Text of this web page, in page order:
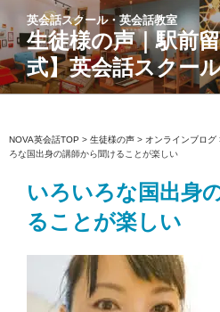
ン
テ
ン
ツ
ス
キ
英会話スクール・英会話教室
生徒様の声｜駅前
式】英会話スクー
NOVA英会話TOP > 生徒様の声 > オンラインブログ
ろな国出身の講師から聞けることが楽しい
いろいろな国出身
ることが楽しい